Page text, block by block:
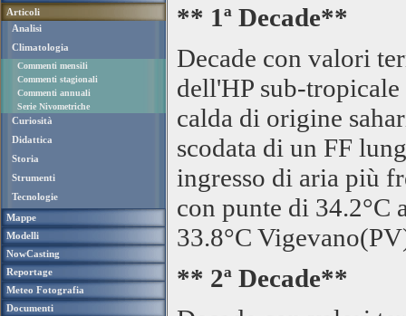
Articoli
Analisi
Climatologia
Commenti mensili
Commenti stagionali
Commenti annuali
Serie Nivometriche
Curiosità
Didattica
Storia
Strumenti
Tecnologie
Mappe
Modelli
NowCasting
Reportage
Meteo Fotografia
Documenti
** 1ª Decade**
Decade con valori
dell'HP sub-
calda di origine
scodata di un FF
ingresso di aria più
con punte di 34.2°C
33.8°C
** 2ª Decade**